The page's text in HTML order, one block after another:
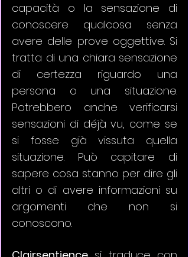
capacità o la sensazione di
conoscere qualcosa senza
avere delle prove oggettive. Si
tratta di una chiara sensazione
di certezza riguardo una
persona o una situazione.
Potrebbero anche verificarsi
sensazioni di déjà vu, come se
si fosse già vissuta quella
situazione. Può capitare di
sapere cosa stanno per dire gli
altri o di avere informazioni su
argomenti che non si
conoscono.